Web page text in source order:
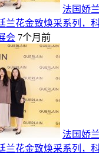
法国娇
兰花金致焕采系列，
会 7个月前
法国娇
兰花金致焕采系列，